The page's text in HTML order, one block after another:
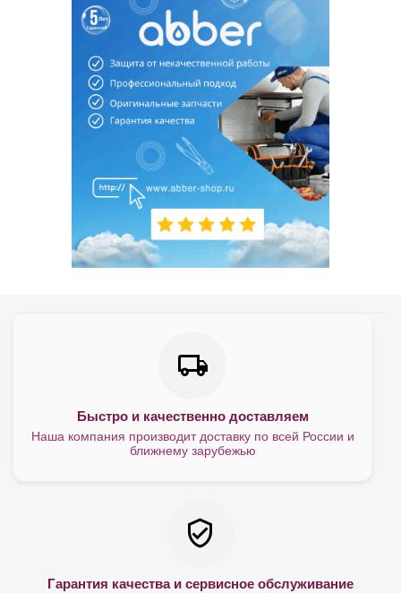
Быстро и качественно доставляем
Наша компания производит доставку по всей России и
ближнему зарубежью
Гарантия качества и сервисное обслуживание